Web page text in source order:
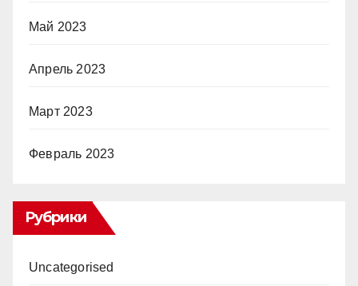
Май 2023
Апрель 2023
Март 2023
Февраль 2023
Рубрики
Uncategorised